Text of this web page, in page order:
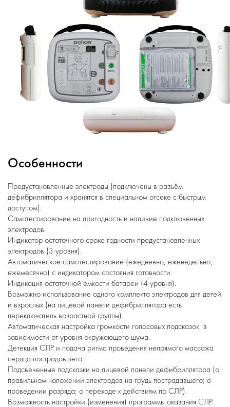
Особенности
Предустановленные электроды (подключены в разъём
дефибриллятора и хранятся в специальном отсеке с быстрым
доступом).
Самотестирование на пригодность и наличие подключенных
электродов.
Индикатор остаточного срока годности предустановленных
электродов (3 уровня).
Автоматическое самотестирование (ежедневно, еженедельно,
ежемесячно) с индикатором состояния готовности.
Индикация остаточной емкости батареи (4 уровня).
Возможно использование одного комплекта электродов для детей
и взрослых (на лицевой панели дефибриллятора есть
переключатель возрастной группы).
Автоматическая настройка громкости голосовых подсказок, в
зависимости от уровня окружающего шума.
Детекция СЛР и подача ритма проведения непрямого массажа
сердца пострадавшего.
Подсвеченные подсказки на лицевой панели дефибриллятора (о
правильном наложении электродов на грудь пострадавшего; о
проведении разряда; о переходе к действиям по СЛР).
Возможность настройки (изменения) программы оказания СЛР.